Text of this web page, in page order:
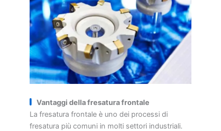
Vantaggi della fresatura frontale
La fresatura frontale è uno dei processi di
fresatura più comuni in molti settori industriali.